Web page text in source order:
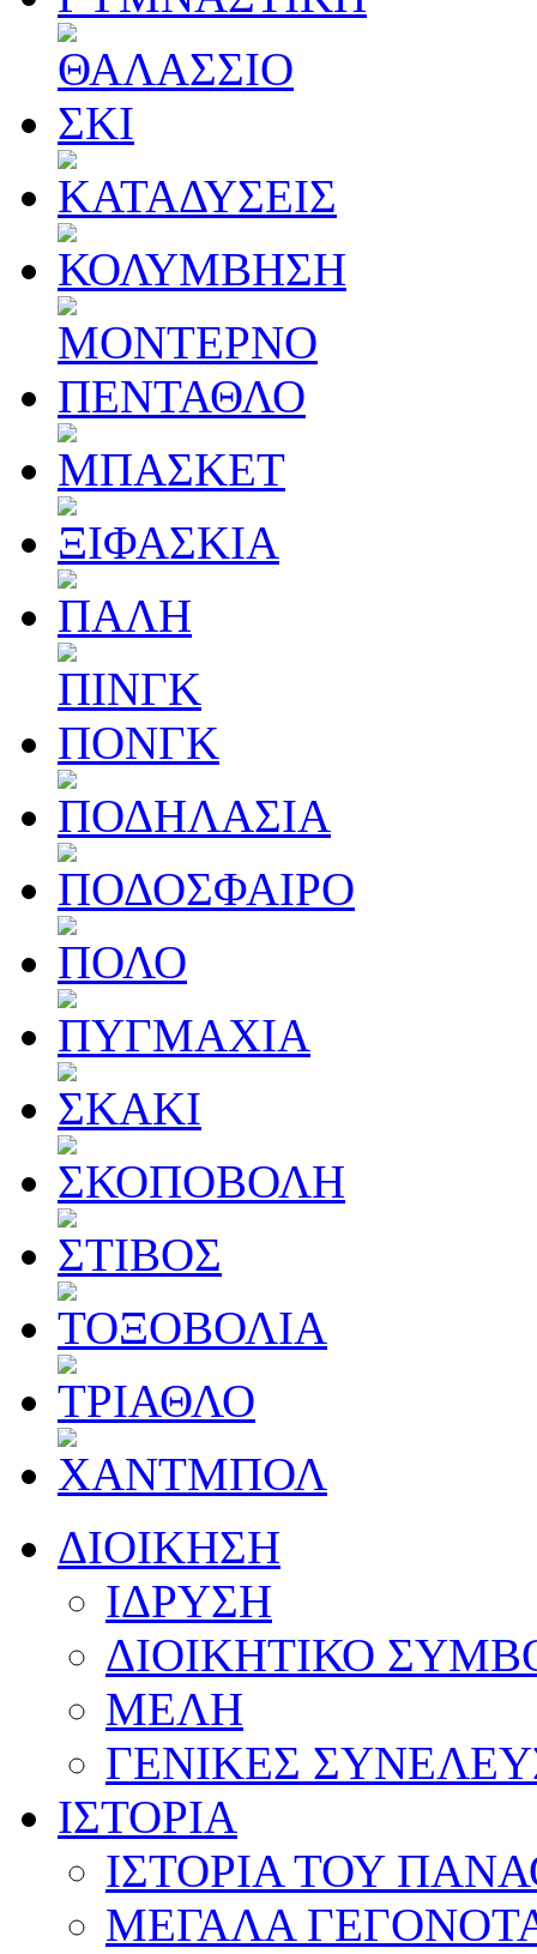
ΔΙΟΙΚΗΣΗ
ΙΔΡΥΣΗ
ΔΙΟΙΚΗΤΙΚΟ
ΜΕΛΗ
ΓΕΝΙΚΕΣ
ΙΣΤΟΡΙΑ
ΙΣΤΟΡΙΑ ΤΟΥ
ΜΕΓΑΛΑ